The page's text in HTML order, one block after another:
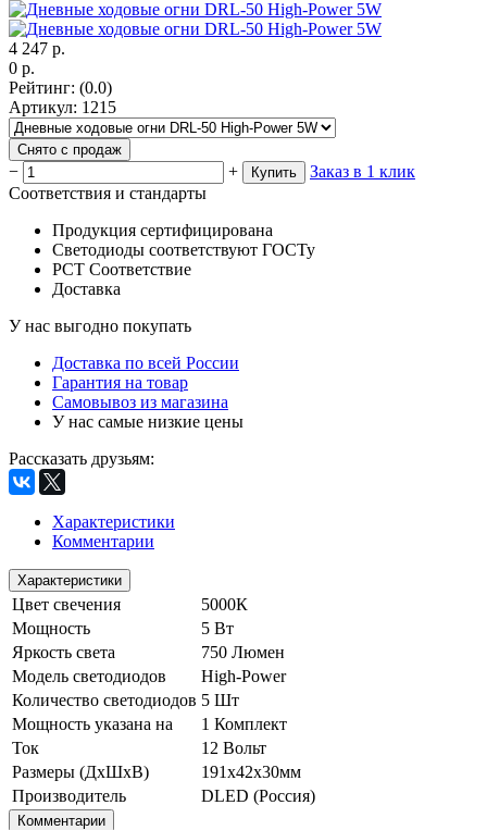
4 247 р.
0 р.
Рейтинг: (0.0)
Артикул: 1215
Снято с продаж
− + Купить
Заказ в 1 клик
Соответствия и стандарты
Продукция сертифицирована
Светодиоды соответствуют ГОСТу
РСТ Соответствие
Доставка
У нас выгодно покупать
Доставка по всей России
Гарантия на товар
Самовывоз из магазина
У нас самые низкие цены
Рассказать друзьям:
Характеристики
Комментарии
Характеристики
Цвет свечения
5000К
Мощность
5 Вт
Яркость света
750 Люмен
Модель светодиодов
High-Power
Количество светодиодов 5 Шт
Мощность указана на
1 Комплект
Ток
12 Вольт
Размеры (ДхШхВ)
191х42х30мм
Производитель
DLED (Россия)
Комментарии